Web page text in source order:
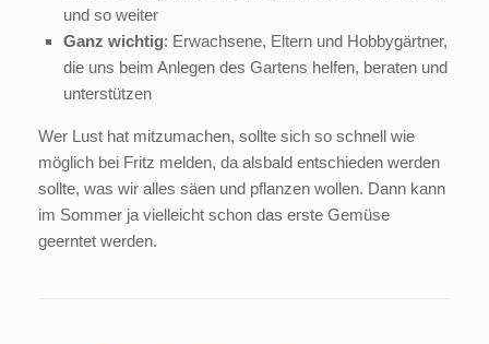
und so weiter
Ganz wichtig: Erwachsene, Eltern und Hobbygärtner,
die uns beim Anlegen des Gartens helfen, beraten und
unterstützen
Wer Lust hat mitzumachen, sollte sich so schnell wie
möglich bei Fritz melden, da alsbald entschieden werden
sollte, was wir alles säen und pflanzen wollen. Dann kann
im Sommer ja vielleicht schon das erste Gemüse
geerntet werden.